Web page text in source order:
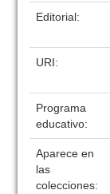
Editorial:
URI:
Programa
educativo:
Aparece en
las
colecciones: